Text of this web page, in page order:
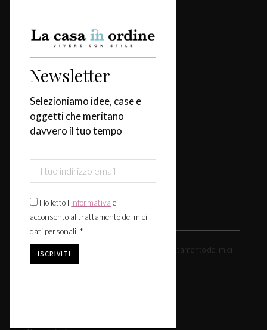
Categorie
Casa
Design & Tendenze
Tavola
Ho letto l'informativa
e acconsento al trattamento dei miei
dati personali. *
Newsletter
Selezioniamo idee, case e
oggetti che meritano
davvero il tuo tempo
Ho letto l'informativa e
acconsento al trattamento dei miei
dati personali. *